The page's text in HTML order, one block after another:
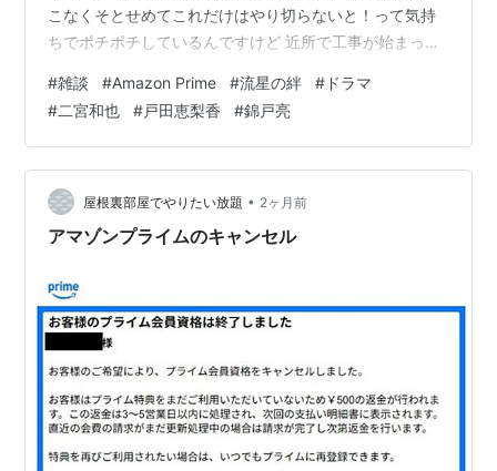
こなくそとせめてこれだけはやり切らないと！って気持
ちでポチポチしているんですけど 近所で工事が始まって
まらなくなるので、映画とかドラマを見ながら仕事を進
めているんですけど アマゾンプライムで、6月から色々
とTBSの名作が公開されるとは知っていたけど昨日の続
きで「大豆田十和子～」を見ようと思っていたら、なん
と！！！ 「流星の絆」が配信されているじゃなデス
カ！！！！ www.tbs.co.jp 流星…
#雑談 #Amazon Prime #流星の絆 # ドラマ
#二宮和也 #戸田恵梨香 #錦戸亮
屋根裏部屋でやりたい放題 • 2ヶ月前
アマゾンプライムのキャンセル